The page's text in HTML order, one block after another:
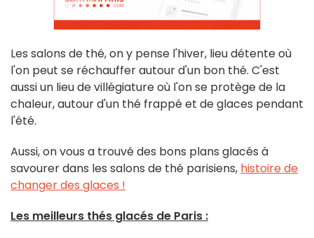
Les salons de thé, on y pense l'hiver, lieu détente où
l'on peut se réchauffer autour d'un bon thé. C'est
aussi un lieu de villégiature où l'on se protège de la
chaleur, autour d'un thé frappé et de glaces pendant
l'été.
Aussi, on vous a trouvé des bons plans glacés à
savourer dans les salons de thé parisiens, histoire de
changer des glaces !
Les meilleurs thés glacés de Paris :